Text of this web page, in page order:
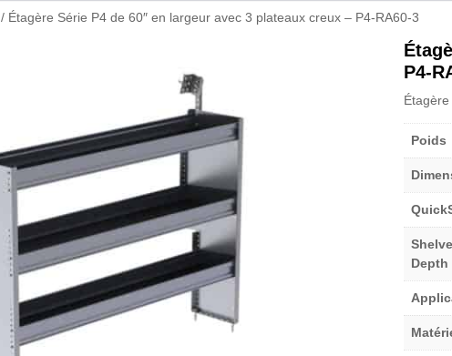
/ Étagère Série P4 de 60″ en largeur avec 3 plateaux creux – P4-RA60-3
P4-
Poids
Depth